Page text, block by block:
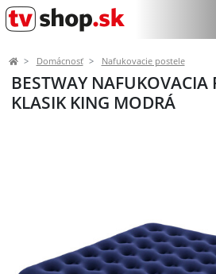
Domácnosť Nafukovacie postele
BESTWAY NAFUKOVACIA
KLASIK KING MODRÁ